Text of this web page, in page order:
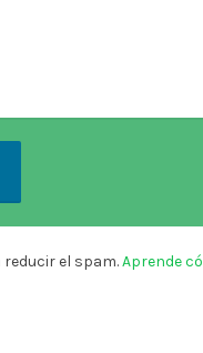
el spam.Aprende